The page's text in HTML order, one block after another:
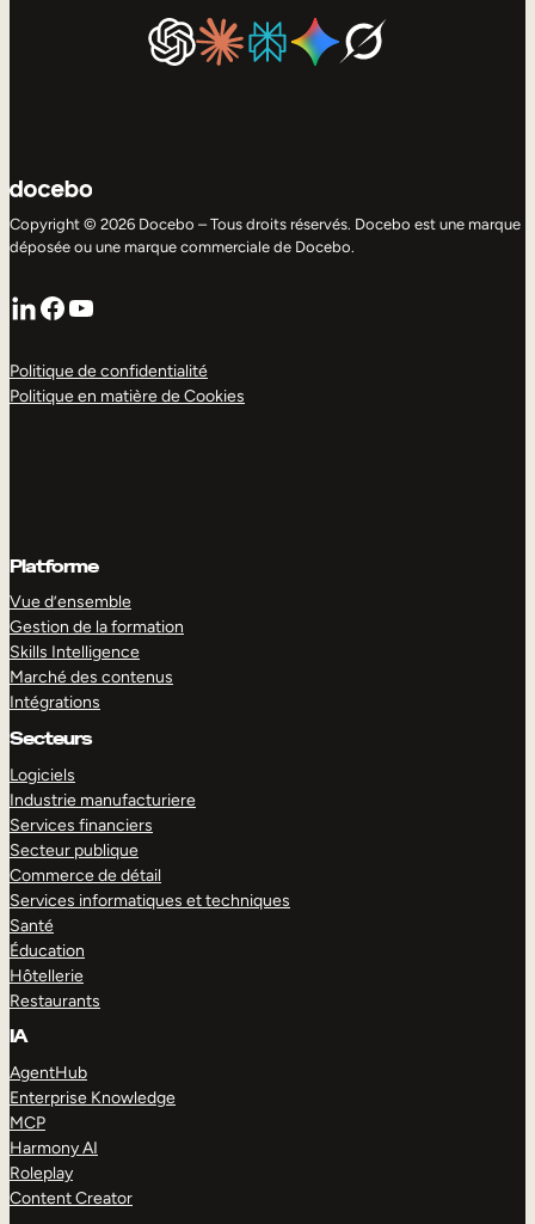
Copyright © 2026 Docebo – Tous droits réservés. Docebo est une marque
déposée ou une marque commerciale de Docebo.
LinkedIn
Facebook
YouTube
Politique de confidentialité
Politique en matière de Cookies
Platforme
Vue d’ensemble
Gestion de la formation
Skills Intelligence
Marché des contenus
Intégrations
Secteurs
Logiciels
Industrie manufacturiere
Services financiers
Secteur publique
Commerce de détail
Services informatiques et techniques
Santé
Éducation
Hôtellerie
Restaurants
IA
AgentHub
Enterprise Knowledge
MCP
Harmony AI
Roleplay
Content Creator